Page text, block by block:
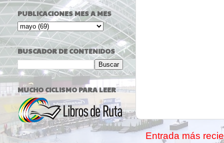
Entrada más
PUBLICACIONES MES A MES
BUSCADOR DE CONTENIDOS
MUCHO CICLISMO PARA LEER